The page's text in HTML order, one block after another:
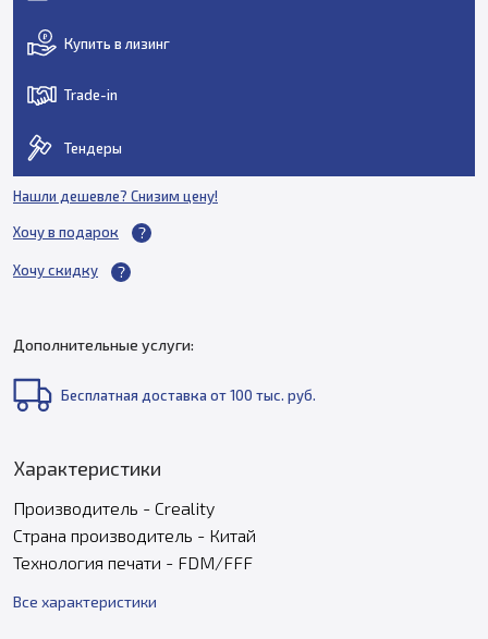
Купить в лизинг
Trade-in
Тендеры
Нашли дешевле? Снизим цену!
Хочу в подарок
Хочу скидку
Дополнительные услуги:
Бесплатная доставка от 100 тыс. руб.
Характеристики
Производитель - Creality
Страна производитель - Китай
Технология печати - FDM/FFF
Все характеристики